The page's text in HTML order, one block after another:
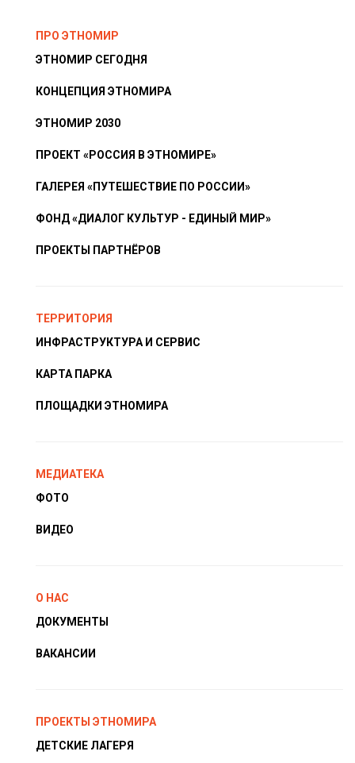
ПРО ЭТНОМИР
ЭТНОМИР СЕГОДНЯ
КОНЦЕПЦИЯ ЭТНОМИРА
ЭТНОМИР 2030
ПРОЕКТ «РОССИЯ В ЭТНОМИРЕ»
ГАЛЕРЕЯ «ПУТЕШЕСТВИЕ ПО РОССИИ»
ФОНД «ДИАЛОГ КУЛЬТУР - ЕДИНЫЙ МИР»
ПРОЕКТЫ ПАРТНЁРОВ
ТЕРРИТОРИЯ
ИНФРАСТРУКТУРА И СЕРВИС
КАРТА ПАРКА
ПЛОЩАДКИ ЭТНОМИРА
МЕДИАТЕКА
ФОТО
ВИДЕО
О НАС
ДОКУМЕНТЫ
ВАКАНСИИ
ПРОЕКТЫ ЭТНОМИРА
ДЕТСКИЕ ЛАГЕРЯ